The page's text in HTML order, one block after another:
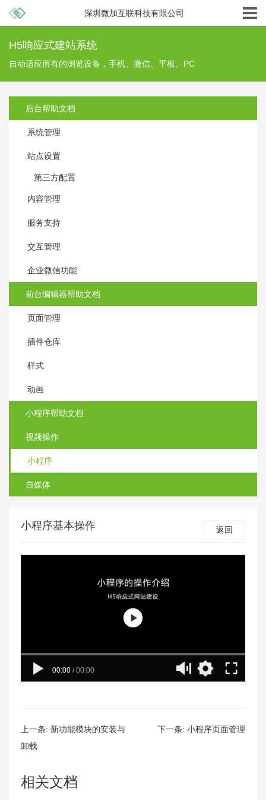
H5响应式建站系统
自动适应所有的浏览设备，手机、微信、平板、PC
后台帮助文档
系统管理
站点设置
第三方配置
内容管理
服务支持
交互管理
企业微信功能
前台编辑器帮助文档
页面管理
插件仓库
样式
动画
小程序帮助文档
视频操作
小程序
自媒体
小程序基本操作 返回
00:00 / 00:00
上一条: 新功能模块的安装与
卸载
下一条: 小程序页面管理
相关文档
深圳微加互联科技有限公司